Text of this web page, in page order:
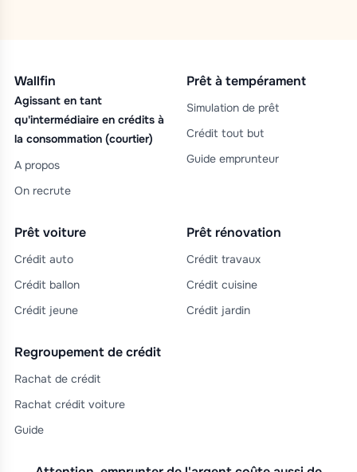
Wallfin
Agissant en tant
qu'intermédiaire en crédits à
la consommation (courtier)
A propos
On recrute
Prêt à tempérament
Simulation de prêt
Crédit tout but
Guide emprunteur
Prêt voiture
Crédit auto
Crédit ballon
Crédit jeune
Prêt rénovation
Crédit travaux
Crédit cuisine
Crédit jardin
Regroupement de crédit
Rachat de crédit
Rachat crédit voiture
Guide